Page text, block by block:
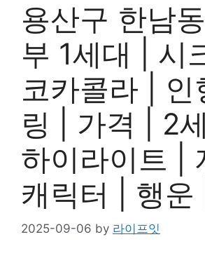
용산구 한남
부 1세대 | 시
코카콜라 | 인
링 | 가격 | 2세
하이라이트 |
캐릭터 | 행
2025-09-06 by 라이프잇